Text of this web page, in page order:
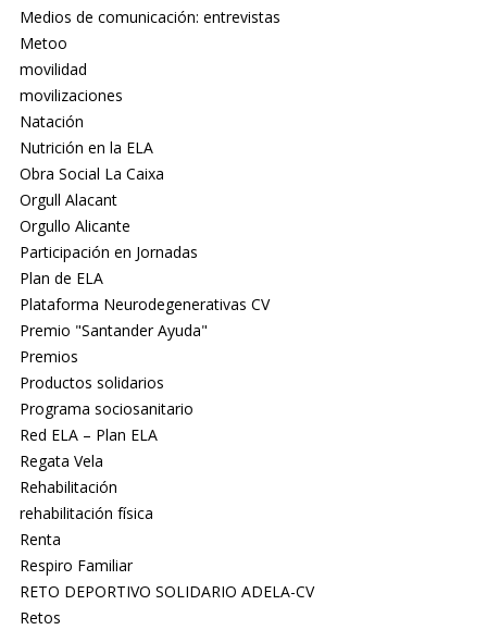
Medios de comunicación: entrevistas
Metoo
movilidad
movilizaciones
Natación
Nutrición en la ELA
Obra Social La Caixa
Orgull Alacant
Orgullo Alicante
Participación en Jornadas
Plan de ELA
Plataforma Neurodegenerativas CV
Premio "Santander Ayuda"
Premios
Productos solidarios
Programa sociosanitario
Red ELA – Plan ELA
Regata Vela
Rehabilitación
rehabilitación física
Renta
Respiro Familiar
RETO DEPORTIVO SOLIDARIO ADELA-CV
Retos